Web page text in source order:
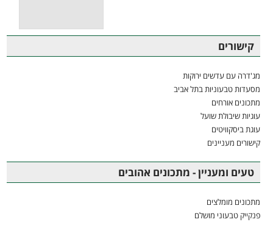
קישורים
מג'דרה עם עדשים ירוקות
מסעדות טבעוניות בתל אביב
מתכונים אורחים
עוגיות שיבולת שועל
עוגת ביסקוויטים
קישורים מעניינים
טעים ומעניין - מתכונים אהובים
מתכונים מומלצים
פנקייק טבעוני מושלם